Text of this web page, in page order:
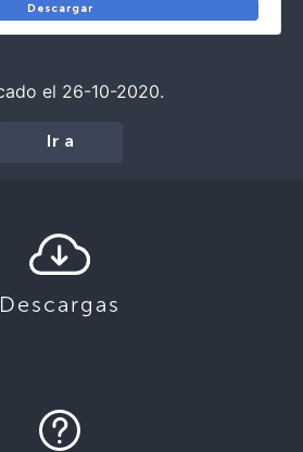
Descargar
el 26-10-2020.
Ir a
Descargas